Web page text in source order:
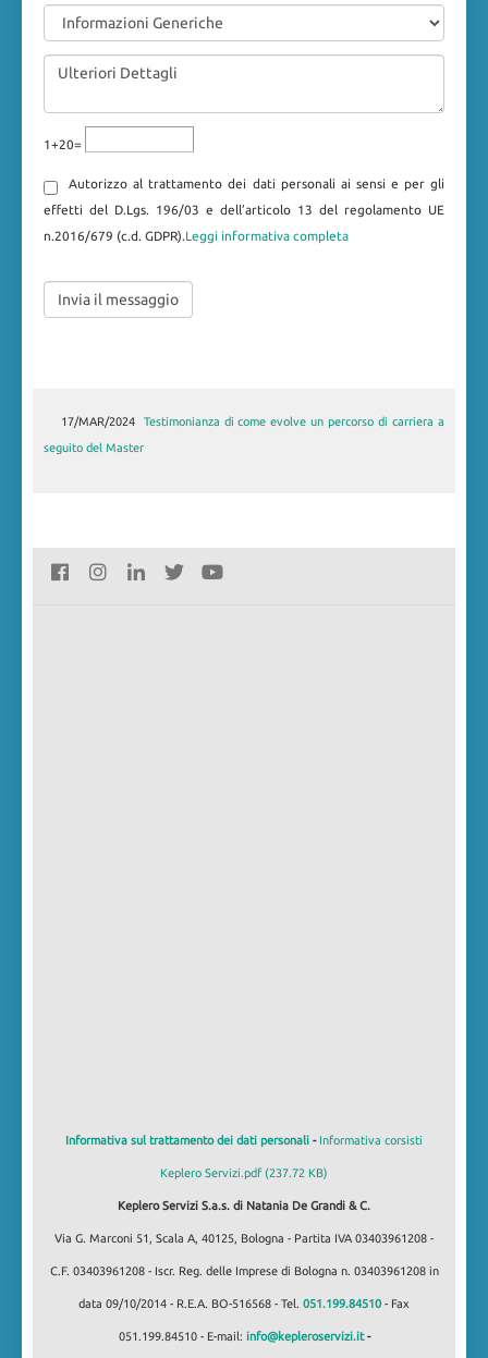
1+20=
Autorizzo al trattamento dei dati personali ai sensi e per gli
effetti del D.Lgs. 196/03 e dell’articolo 13 del regolamento UE
n.2016/679 (c.d. GDPR).Leggi informativa completa
17/MAR/2024 Testimonianza di come evolve un percorso di carriera a
seguito del Master
30/LUG/2019
Master in Gestione delle risorse umane annualità 2018-
2019
Informativa sul trattamento dei dati personali - Informativa corsisti
Keplero Servizi.pdf (237.72 KB)
Keplero Servizi S.a.s. di Natania De Grandi & C.
Via G. Marconi 51, Scala A, 40125, Bologna - Partita IVA 03403961208 -
C.F. 03403961208 - Iscr. Reg. delle Imprese di Bologna n. 03403961208 in
data 09/10/2014 - R.E.A. BO-516568 - Tel. 051.199.84510 - Fax
051.199.84510 - E-mail: info@kepleroservizi.it-